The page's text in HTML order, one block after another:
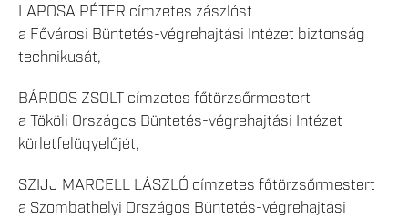
LAPOSA PÉTER címzetes zászlóst
a Fővárosi Büntetés-végrehajtási Intézet biztonság
technikusát,
BÁRDOS ZSOLT címzetes főtörzsőrmestert
a Tököli Országos Büntetés-végrehajtási Intézet
körletfelügyelőjét,
SZIJJ MARCELL LÁSZLÓ címzetes főtörzsőrmestert
a Szombathelyi Országos Büntetés-végrehajtási